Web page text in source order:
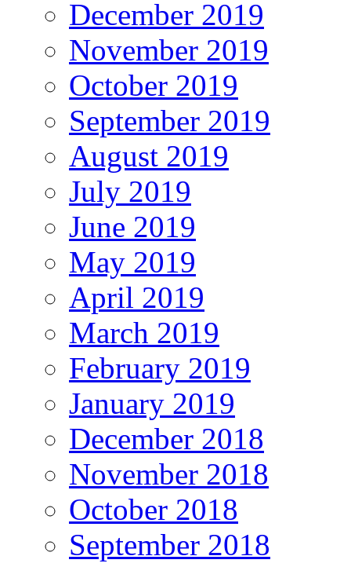
December 2019
November 2019
October 2019
September 2019
August 2019
July 2019
June 2019
May 2019
April 2019
March 2019
February 2019
January 2019
December 2018
November 2018
October 2018
September 2018